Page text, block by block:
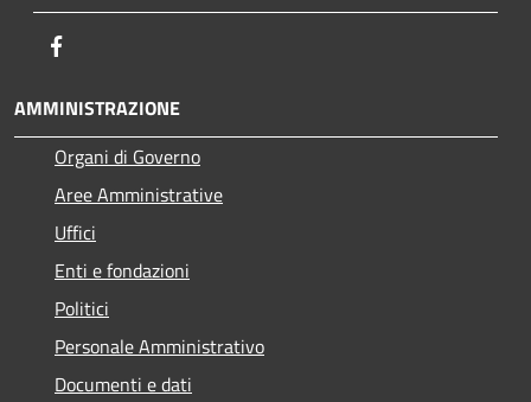
AMMINISTRAZIONE
Organi di Governo
Aree Amministrative
Uffici
Enti e fondazioni
Politici
Personale Amministrativo
Documenti e dati